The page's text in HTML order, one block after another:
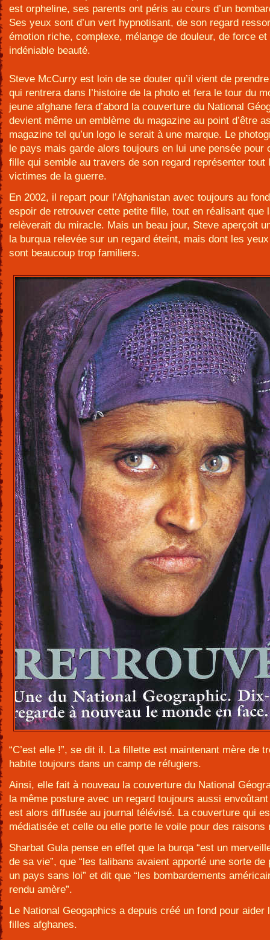
est orpheline, ses parents ont péris au cours d’un
Ses yeux sont d’un vert hypnotisant, de son regard
émotion riche, complexe, mélange de douleur, de force et
indéniable beauté.
Steve McCurry est loin de se douter qu’il vient de
qui rentrera dans l’histoire de la photo et fera le tour du
jeune afghane fera d’abord la couverture du National
devient même un emblème du magazine au point d’être
magazine tel qu’un logo le serait à une marque. Le
le pays mais garde alors toujours en lui une pensée pour
fille qui semble au travers de son regard représenter tout
victimes de la guerre.
En 2002, il repart pour l’Afghanistan avec toujours au
espoir de retrouver cette petite fille, tout en réalisant que
relèverait du miracle. Mais un beau jour, Steve aperçoit
la burqua relevée sur un regard éteint, mais dont les
sont beaucoup trop familiers.
“C’est elle !”, se dit il. La fillette est maintenant mère de
habite toujours dans un camp de réfugiers.
Ainsi, elle fait à nouveau la couverture du National
la même posture avec un regard toujours aussi envoûtant
est alors diffusée au journal télévisé. La couverture qui
médiatisée et celle ou elle porte le voile pour des raisons
Sharbat Gula pense en effet que la burqa “est un
de sa vie”, que “les talibans avaient apporté une sorte de
un pays sans loi” et dit que “les bombardements
rendu amère”.
Le National Geogaphics a depuis créé un fond pour aider
filles afghanes.